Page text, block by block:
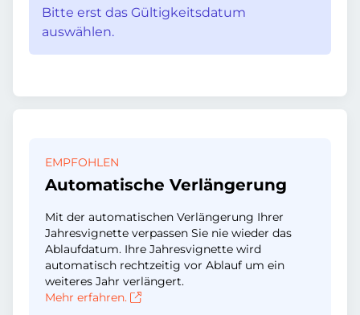
Bitte erst das Gültigkeitsdatum
auswählen.
EMPFOHLEN
Automatische Verlängerung
Mit der automatischen Verlängerung Ihrer
Jahresvignette verpassen Sie nie wieder das
Ablaufdatum. Ihre Jahresvignette wird
automatisch rechtzeitig vor Ablauf um ein
weiteres Jahr verlängert.
Mehr erfahren.